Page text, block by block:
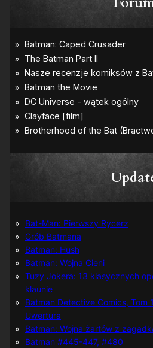
Bat-Man: Pierwszy Rycerz
Grób Batmana
Batman: Hush
Batman: Wojna Cieni
Tuzy Jokera: 13 klasycznych
klaunie
Batman Detective Comics, Tom
Uwertura
Batman: Wojna żartów z
Batman #445-447, #480